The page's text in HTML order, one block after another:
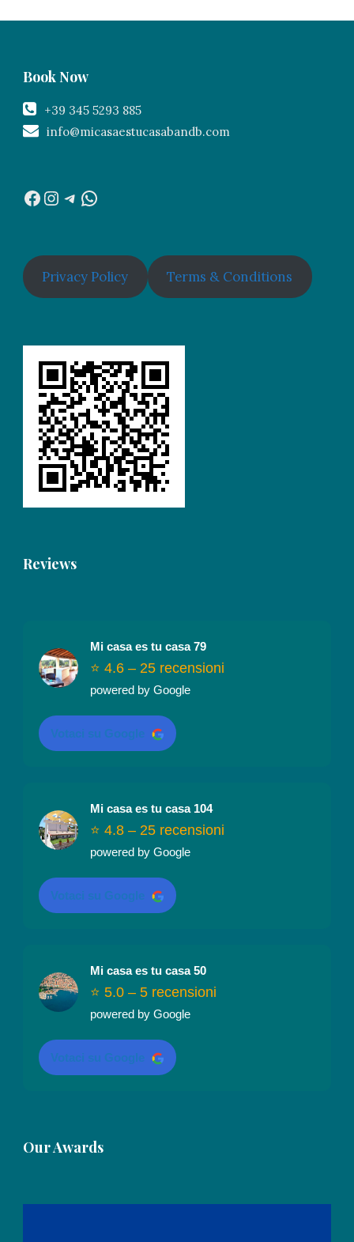
Book Now
+39 345 5293 885
info@micasaestucasabandb.com
Facebook
Instagram
Telegram
WhatsApp
Privacy Policy Terms & Conditions
Reviews
Mi casa es tu casa 79
⭐ 4.6 – 25 recensioni
powered by Google
Votaci su Google
Mi casa es tu casa 104
⭐ 4.8 – 25 recensioni
powered by Google
Votaci su Google
Mi casa es tu casa 50
⭐ 5.0 – 5 recensioni
powered by Google
Votaci su Google
Our Awards